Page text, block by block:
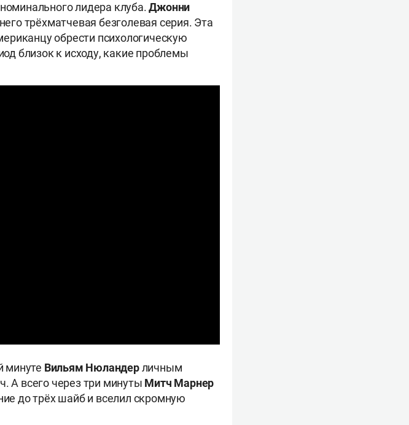
лидера клуба.Джонни
трёхматчевая безголевая серия. Эта
обрести психологическую
близок к исходу, какие проблемы
минуте Вильям Нюландерличным
А всего через три минуты Митч Марнер
до трёх шайб и вселил скромную